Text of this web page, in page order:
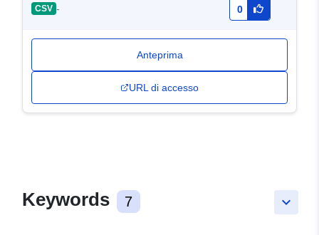
CSV - 0
Anteprima
URL di accesso
keyboard_arrow_down
Keywords 7